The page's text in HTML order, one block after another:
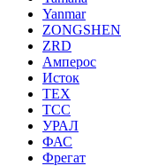
Yanmar
ZONGSHEN
ZRD
Амперос
Исток
ТЕХ
ТСС
УРАЛ
ФАС
Фрегат